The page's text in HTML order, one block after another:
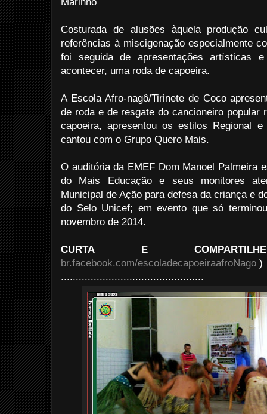
Costurada de alusões àquela produção
referências à miscigenação especialmente
foi seguida de apresentações artísticas
acontecer, uma roda de capoeira.
A Escola Afro-nagô/Tirinete de Coco
de roda e de resgate do cancioneiro popular
capoeira, apresentou os estilos Regional e
cantou com o Grupo Quero Mais.
O auditória da EMEF Dom Manoel Palmeira
do Mais Educação e seus monitores
Municipal de Ação para defesa da criança e
do Selo Unicef; em evento que só
novembro de 2014.
CURTA E COMPARTILHE
br.facebook.com/escoladecapoeiraafroNago )
................................................